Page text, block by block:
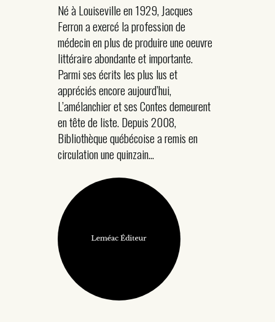
Né à Louiseville en 1929, Jacques
Ferron a exercé la profession de
médecin en plus de produire une oeuvre
littéraire abondante et importante.
Parmi ses écrits les plus lus et
appréciés encore aujourd’hui,
L’amélanchier et ses Contes demeurent
en tête de liste. Depuis 2008,
Bibliothèque québécoise a remis en
circulation une quinzain...